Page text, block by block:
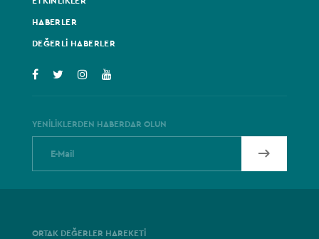
ORTAK DEĞERLER HAREKETİ
YENİLİKLERDEN HABERDAR OLUN
HABERLER
DEĞERLİ HABERLER